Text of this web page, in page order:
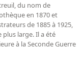
France
du nom de
en 1870 et
de 1885 à 1925,
large. Il a été
à la Seconde Guerre